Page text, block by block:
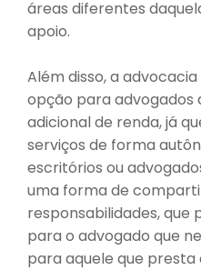
áreas diferentes
apoio.
Além disso, a
opção para advogados
adicional de renda, já
serviços de forma
escritórios ou
uma forma de
responsabilidades,
para o advogado que
para aquele que presta